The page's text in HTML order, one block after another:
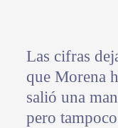
Las cifras
que Morena
salió una
pero